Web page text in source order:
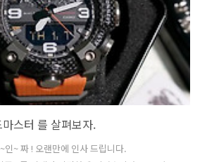
스터 를 살펴보자.
인~ 짜 ! 오랜만에 인사 드립니다.